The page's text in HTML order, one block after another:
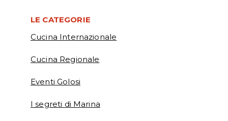
LE CATEGORIE
Cucina Internazionale
Cucina Regionale
Eventi Golosi
I segreti di Marina